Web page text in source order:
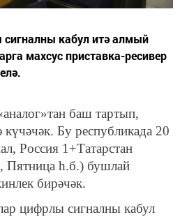
кабул итә алмый
махсус приставка-ресивер
баш тартып,
Бу республикада 20
Россия 1+Татарстан
һ.б.) бушлай
бирәчәк.
цифрлы сигналны кабул